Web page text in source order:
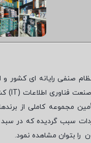
صنفی رایانه ای کشور
فناوری اطلاعات (IT
)
مجموعه کاملی از
سبب گردیده که در
را بتوان مشاهده نمود.